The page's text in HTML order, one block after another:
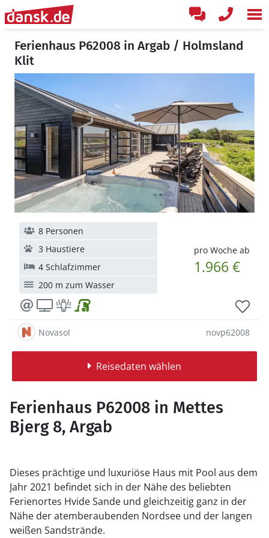
Ferienhaus P62008 in Argab / Holmsland
Klit
pro Woche ab
1.966 €
8 Personen
3 Haustiere
4 Schlafzimmer
200 m zum Wasser
Novasol novp62008
Reisedaten wählen
Ferienhaus P62008 in Mettes
Bjerg 8, Argab
Dieses prächtige und luxuriöse Haus mit Pool aus dem
Jahr 2021 befindet sich in der Nähe des beliebten
Ferienortes Hvide Sande und gleichzeitig ganz in der
Nähe der atemberaubenden Nordsee und der langen
weißen Sandstrände.